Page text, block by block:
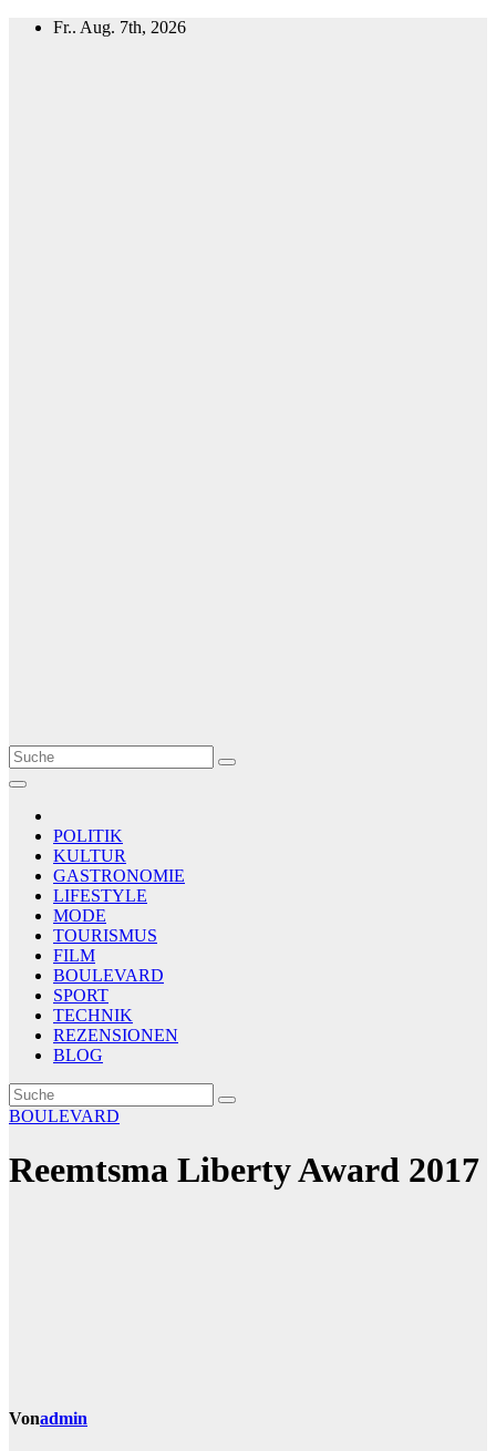
Zum
Fr.. Aug. 7th, 2026
Le Matin
AGENCE DE PRESSE
POLITIK
KULTUR
GASTRONOMIE
LIFESTYLE
MODE
TOURISMUS
FILM
BOULEVARD
SPORT
TECHNIK
REZENSIONEN
BLOG
BOULEVARD
Reemtsma Liberty Award 2017
Vonadmin